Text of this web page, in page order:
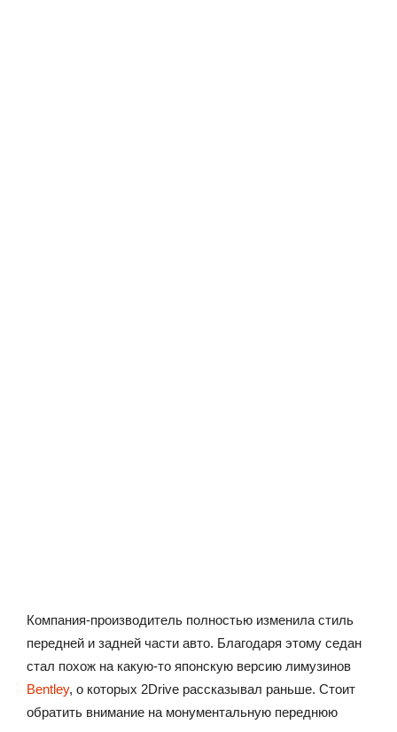
Компания-производитель полностью изменила стиль
передней и задней части авто. Благодаря этому седан
стал похож на какую-то японскую версию лимузинов
Bentley, о которых 2Drive рассказывал раньше. Стоит
обратить внимание на монументальную переднюю